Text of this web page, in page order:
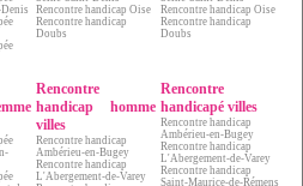
Rencontre handicap Oise
Rencontre handicap
Doubs
Rencontre handicap Oise
Rencontre handicap
Doubs
Rencontre
handicap homme
villes
Rencontre handicap
Ambérieu-en-Bugey
Rencontre handicap
L'Abergement-de-Varey
Rencontre
handicapé villes
Rencontre handicap
Ambérieu-en-Bugey
Rencontre handicap
L'Abergement-de-Varey
Rencontre handicap
Saint-Maurice-de-Rémens